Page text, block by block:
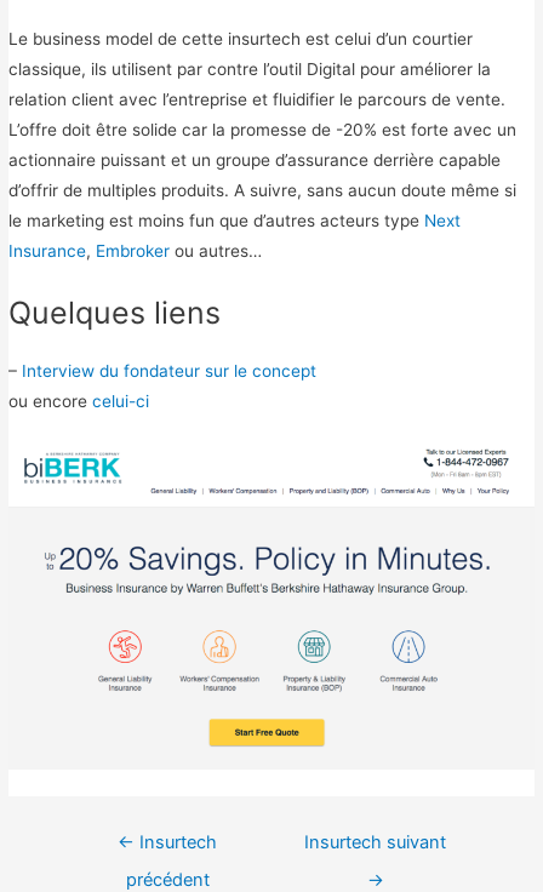
Le business model de cette insurtech est celui d’un courtier
classique, ils utilisent par contre l’outil Digital pour améliorer la
relation client avec l’entreprise et fluidifier le parcours de vente.
L’offre doit être solide car la promesse de -20% est forte avec un
actionnaire puissant et un groupe d’assurance derrière capable
d’offrir de multiples produits. A suivre, sans aucun doute même si
le marketing est moins fun que d’autres acteurs type Next
Insurance, Embroker ou autres…
Quelques liens
– Interview du fondateur sur le concept
ou encorecelui-ci
Navigation
← Insurtech
précédent
Insurtech suivant
→